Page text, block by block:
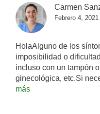
Carmen
Febrero 4, 2021
HolaAlguno de los
imposibilidad o
incluso con un tampón
ginecológica, etc.Si
más